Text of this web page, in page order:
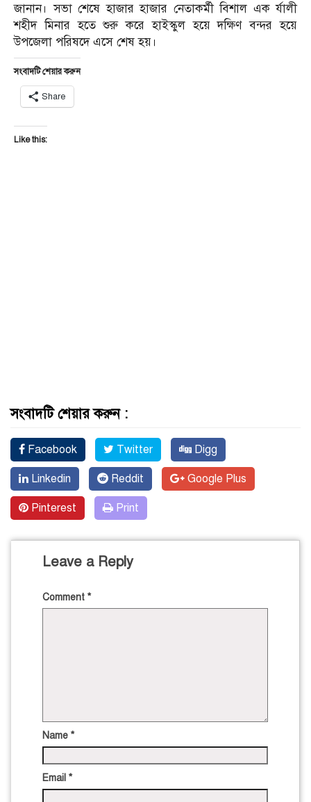
জানান। সভা শেষে হাজার হাজার নেতাকর্মী বিশাল এক র্যালী
শহীদ মিনার হতে শুরু করে হাইস্কুল হয়ে দক্ষিণ বন্দর হয়ে
উপজেলা পরিষদে এসে শেষ হয়।
সংবাদটি শেয়ার করুন
Share
Like this:
সংবাদটি শেয়ার করুন :
Facebook Twitter Digg
Linkedin Reddit Google Plus
Pinterest Print
Leave a Reply
Comment *
Name *
Email *